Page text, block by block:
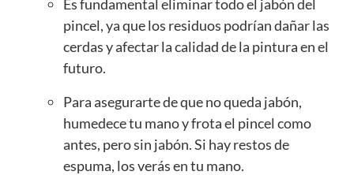
Es fundamental eliminar todo el jabón del
pincel, ya que los residuos podrían dañar las
cerdas y afectar la calidad de la pintura en el
futuro.
Para asegurarte de que no queda jabón,
humedece tu mano y frota el pincel como
antes, pero sin jabón. Si hay restos de
espuma, los verás en tu mano.